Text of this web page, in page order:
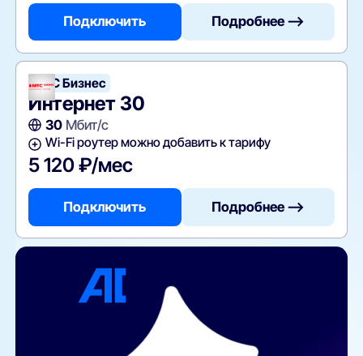
Подключить Подробнее —>
МТС Бизнес
Интернет 30
30Мбит/с
Wi-Fi роутер можно добавить к тарифу
5 120 ₽/мес
Подключить Подробнее —>